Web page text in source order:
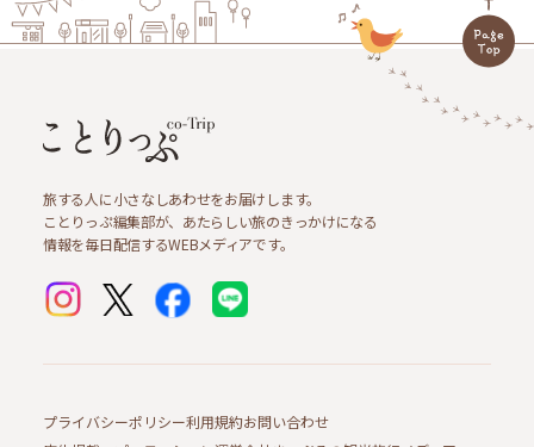
旅する人に小さなしあわせをお届けします。
ことりっぷ編集部が、あたらしい旅のきっかけになる
情報を毎日配信するWEBメディアです。
プライバシーポリシー利用規約お問い合わせ